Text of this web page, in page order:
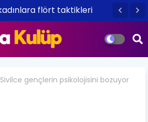
kışa hazırlık bakımı
Sivilce gençlerin psikolojisini bozuyor